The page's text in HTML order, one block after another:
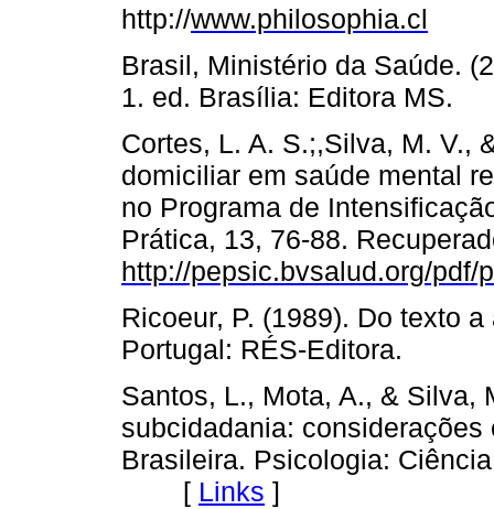
http://www.philosophia.cl
Brasil, Ministério da Saúde.
1. ed. Brasília: Editora
Cortes, L. A. S.;,Silva, M. V.,
domiciliar em saúde mental
no Programa de
Prática, 13, 76-88.
http://pepsic.bvsalud.org/pdf/
Ricoeur, P. (1989). Do texto
Portugal: RÉS-Editora.
Santos, L., Mota, A., & Silva,
subcidadania:
Brasileira. Psicologia:
[ Links ]